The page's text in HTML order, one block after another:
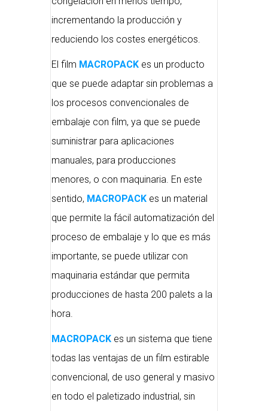
incrementando la producción y
reduciendo los costes energéticos.
El film MACROPACK es un producto
que se puede adaptar sin problemas a
los procesos convencionales de
embalaje con film, ya que se puede
suministrar para aplicaciones
manuales, para producciones
menores, o con maquinaria. En este
sentido, MACROPACK es un material
que permite la fácil automatización del
proceso de embalaje y lo que es más
importante, se puede utilizar con
maquinaria estándar que permita
producciones de hasta 200 palets a la
hora.
MACROPACK es un sistema que tiene
todas las ventajas de un film estirable
convencional, de uso general y masivo
en todo el paletizado industrial, sin